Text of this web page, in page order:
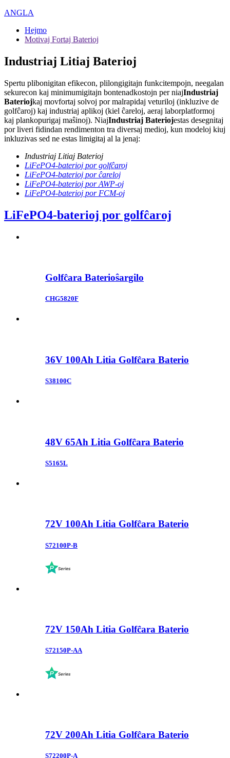
ANGLA
Hejmo
Motivaj Fortaj Baterioj
Industriaj Litiaj Baterioj
Spertu plibonigitan efikecon, plilongigitajn funkcitempojn, neegalan
sekurecon kaj minimumigitajn bontenadkostojn per niajIndustriaj
Bateriojkaj movfortaj solvoj por malrapidaj veturiloj (inkluzive de
golfĉaroj) kaj industriaj aplikoj (kiel ĉareloj, aeraj laborplatformoj
kaj plankopurigaj maŝinoj). NiajIndustriaj Bateriojestas desegnitaj
por liveri fidindan rendimenton tra diversaj medioj, kun modeloj kiuj
inkluzivas sed ne estas limigitaj al la jenaj:
Industriaj Litiaj Baterioj
LiFePO4-baterioj por golfĉaroj
LiFePO4-baterioj por ĉareloj
LiFePO4-baterioj por AWP-oj
LiFePO4-baterioj por FCM-oj
LiFePO4-baterioj por golfĉaroj
Golfĉara Baterioŝargilo
CHG5820F
36V 100Ah Litia Golfĉara Baterio
S38100C
48V 65Ah Litia Golfĉara Baterio
S5165L
72V 100Ah Litia Golfĉara Baterio
S72100P-B
72V 150Ah Litia Golfĉara Baterio
S72150P-AA
72V 200Ah Litia Golfĉara Baterio
S72200P-A